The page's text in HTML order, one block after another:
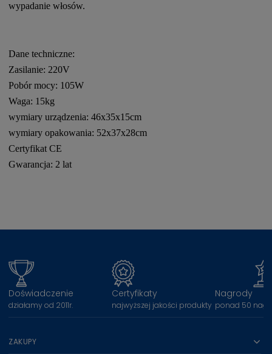
wypadanie włosów.
Dane techniczne:
Zasilanie: 220V
Pobór mocy: 105W
Waga: 15kg
wymiary urządzenia: 46x35x15cm
wymiary opakowania: 52x37x28cm
Certyfikat CE
Gwarancja: 2 lat
Doświadczenie
działamy od 2011r.
Certyfikaty
najwyższej jakości produkty
Nagrody
ponad 50
ZAKUPY